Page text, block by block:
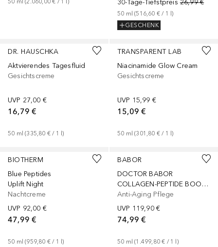
30-Tage-Tiefstpreis 26,99 €
50 ml (516,60 € / 1 l)
GESCHENK
DR. HAUSCHKA
Aktvierendes Tagesfluid
Gesichtscreme
UVP 27,00 €
16,79 €
50 ml (335,80 € / 1 l)
TRANSPARENT LAB
Niacinamide Glow Cream
Gesichtscreme
UVP 15,99 €
15,09 €
50 ml (301,80 € / 1 l)
BIOTHERM
Blue Peptides
Uplift Night
Nachtcreme
UVP 92,00 €
47,99 €
50 ml (959,80 € / 1 l)
BABOR
DOCTOR BABOR
COLLAGEN-PEPTIDE BOOSTER CREAM RICH
Anti-Aging Pflege
UVP 119,90 €
74,99 €
50 ml (1.499,80 € / 1 l)
1Größe